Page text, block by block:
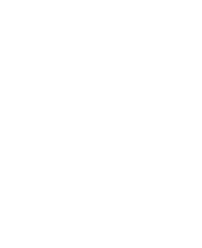
Lager im Keller verfügbar.
Ust.